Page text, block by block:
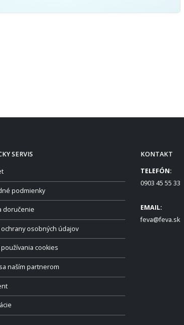
SERVIS
podmienky
doručenie
ochrany osobných údajov
cookies
naším partnerom
KONTAKT
TELEFÓN:
0903 45 55 33
EMAIL:
feva@feva.sk